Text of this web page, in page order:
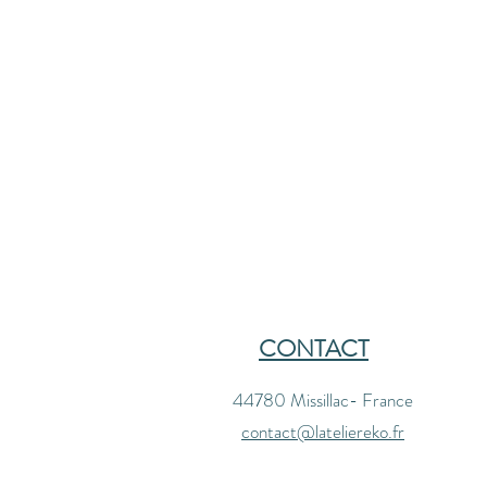
CONTACT
44780 Missillac- France
contact@lateliereko.fr